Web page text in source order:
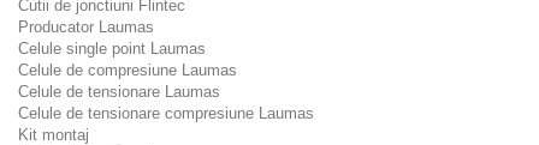
Cutii de jonctiuni Flintec
Producator Laumas
Celule single point Laumas
Celule de compresiune Laumas
Celule de tensionare Laumas
Celule de tensionare compresiune Laumas
Kit montaj